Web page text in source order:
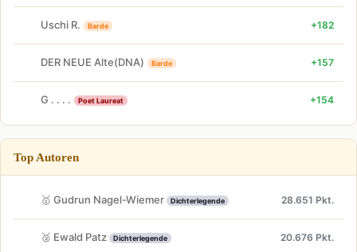
Uschi R. Barde +182
DER NEUE Alte(DNA) Barde +157
G . . . . Poet Laureat +154
Top Autoren
🥇 Gudrun Nagel-Wiemer Dichterlegende 28.651 Pkt.
🥈 Ewald Patz Dichterlegende 20.676 Pkt.